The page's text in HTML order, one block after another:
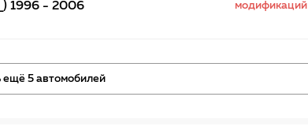
1996 - 2006 модификаций
ещё 5 автомобилей